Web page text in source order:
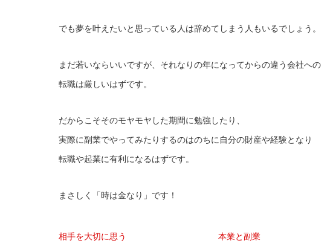
でも夢を叶えたいと思っている人は辞めてしまう人もいるでしょう。
まだ若いならいいですが、それなりの年になってからの違う会社への
転職は厳しいはずです。
だからこそそのモヤモヤした期間に勉強したり、
実際に副業でやってみたりするのはのちに自分の財産や経験となり
転職や起業に有利になるはずです。
まさしく「時は金なり」です！
相手を大切に思う
本業と副業